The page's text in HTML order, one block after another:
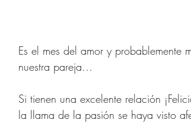
Bolsos de Diseñador
Zapatos para
Es el mes del amor y probablemente
nuestra pareja…
Si tienen una excelente relación
la llama de la pasión se haya visto